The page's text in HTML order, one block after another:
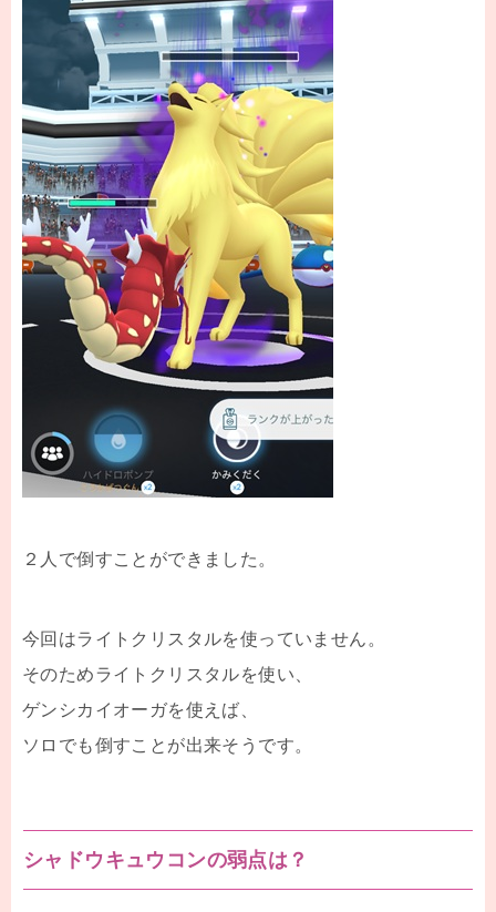
２人で倒すことができました。
今回はライトクリスタルを使っていません。
そのためライトクリスタルを使い、
ゲンシカイオーガを使えば、
ソロでも倒すことが出来そうです。
シャドウキュウコンの弱点は？